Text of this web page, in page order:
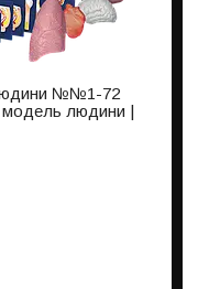
№№1-72
модель людини |